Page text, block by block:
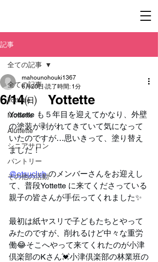
記事
全ての記事
Yottette
Mottette
Aluttette
シニアサロン
パントリー
その他の活動
全ての記事
6/14㈰ Yottette
mahounohouki1367
6月20日 読了時間: 1分
Yottette も５年目を迎えてかなり、外壁
の塗装が剥がれてきていて気になって
いたのですが…思いきって、塗り替え
ました！
@otsuclub のメンバーさんをお迎えし
て、普段Yottette に来てくださっている
親子の皆さんが手伝ってくれました✨️
最初は紙ヤスリで子どもたちとやって
みたのですが、削れるけど中々な重労
働😂そこへやって来てくれたのが小津
倶楽部のKさん💓小津倶楽部の林業班の